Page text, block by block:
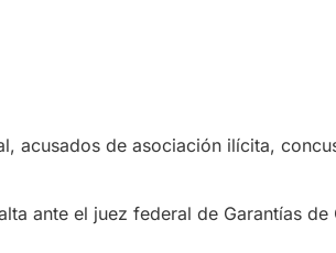
acusados de asociación ilícita,
ante el juez federal de Garantías de